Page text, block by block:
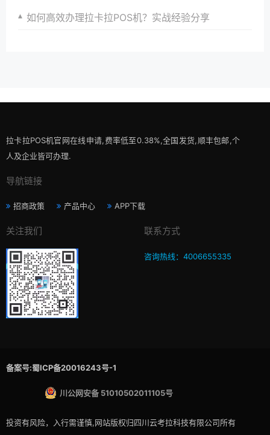
如何高效办理拉卡拉POS机？实战经验分享
拉卡拉POS机官网在线申请,费率低至0.38%,全国发货,顺丰包邮,个
人及企业皆可办理.
导航链接
招商政策 产品中心 APP下载
关注我们 联系方式
咨询热线：4006655335
备案号:蜀ICP备20016243号-1
川公网安备 51010502011105号
投资有风险，入行需谨慎,网站版权归四川云考拉科技有限公司所有